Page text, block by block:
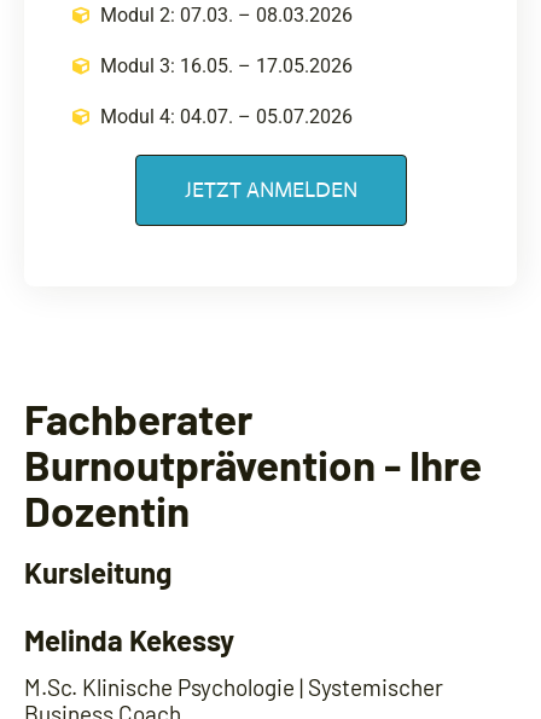
Modul 2: 07.03. – 08.03.2026
Modul 3: 16.05. – 17.05.2026
Modul 4: 04.07. – 05.07.2026
JETZT ANMELDEN
Fachberater
Burnoutprävention - Ihre
Dozentin
Kursleitung
Melinda Kekessy
M.Sc. Klinische Psychologie | Systemischer